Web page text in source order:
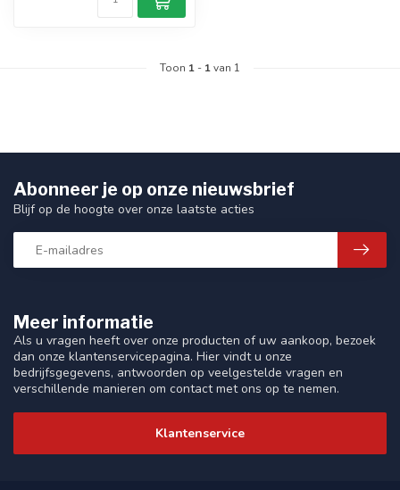
Toon 1 - 1van 1
Meer informatie
Als u vragen heeft over onze producten of uw aankoop, bezoek
dan onze klantenservicepagina. Hier vindt u onze
bedrijfsgegevens, antwoorden op veelgestelde vragen en
verschillende manieren om contact met ons op te nemen.
Klantenservice
Abonneer je op onze nieuwsbrief
Blijf op de hoogte over onze laatste acties